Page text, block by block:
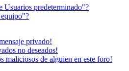
Usuarios predeterminado"?
privado!
no deseados!
maliciosos de alguien en este foro!